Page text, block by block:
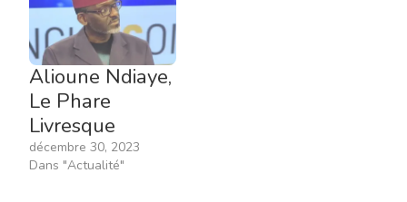
Alioune Ndiaye,
Le Phare
Livresque
décembre 30, 2023
Dans "Actualité"